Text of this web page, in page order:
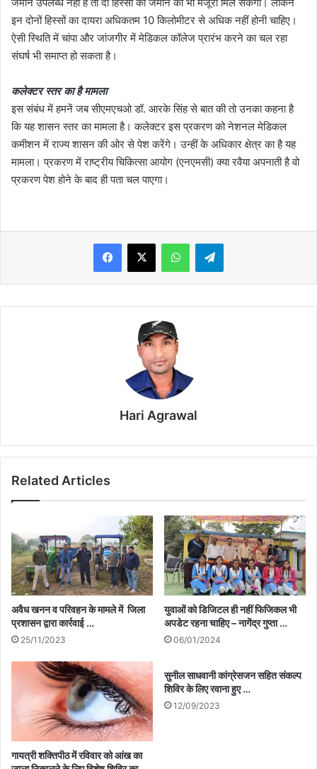
इन दोनों हिस्सों का दायरा अधिकतम 10 किलोमीटर से अधिक नहीं होनी चाहिए।
ऐसी स्थिति में चांपा और जांजगीर में मेडिकल कॉलेज प्रारंभ करने का चल रहा
संघर्ष भी समाप्त हो सकता है।
कलेक्टर स्तर का है मामला
इस संबंध में हमनें जब सीएमएचओ डॉ. आरके सिंह से बात की तो उनका कहना है
कि यह शासन स्तर का मामला है। कलेक्टर इस प्रकरण को नेशनल मेडिकल
कमीशन में राज्य शासन की ओर से पेश करेंगे। उन्हीं के अधिकार क्षेत्र का है यह
मामला। प्रकरण में राष्ट्रीय चिकित्सा आयोग (एनएमसी) क्या रवैया अपनाती है वो
प्रकरण पेश होने के बाद ही पता चल पाएगा।
WhatsAppTelegram
Hari Agrawal
Related Articles
अवैध खनन व परिवहन के मामले में जिला
प्रशासन द्वारा कार्रवाई …
25/11/2023
युवाओं को डिजिटल ही नहीं फिजिकल भी
अपडेट रहना चाहिए – नागेंद्र गुप्ता …
06/01/2024
गायत्री शक्तिपीठ में रविवार को आंख का
सुनील साधवानी कांग्रेसजन सहित संकल्प
शिविर के लिए रवाना हुए …
12/09/2023